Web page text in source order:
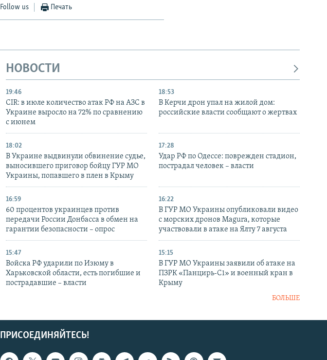
Follow us Печать
НОВОСТИ
19:46
CIR: в июле количество атак РФ на АЗС в
Украине выросло на 72% по сравнению
с июнем
18:53
В Керчи дрон упал на жилой дом:
российские власти сообщают о жертвах
18:02
В Украине выдвинули обвинение судье,
выносившего приговор бойцу ГУР МО
Украины, попавшего в плен в Крыму
17:28
Удар РФ по Одессе: поврежден стадион,
пострадал человек – власти
16:59
60 процентов украинцев против
передачи России Донбасса в обмен на
гарантии безопасности – опрос
16:22
В ГУР МО Украины опубликовали видео
с морских дронов Magura, которые
участвовали в атаке на Ялту 7 августа
15:47
Войска РФ ударили по Изюму в
Харьковской области, есть погибшие и
пострадавшие – власти
15:15
В ГУР МО Украины заявили об атаке на
ПЗРК «Панцирь-С1» и военный кран в
Крыму
БОЛЬШЕ
ПРИСОЕДИНЯЙТЕСЬ!